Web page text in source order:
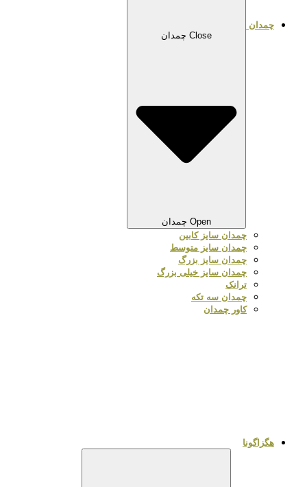
چمدان
Close چمدان
Open چمدان
چمدان سایز کابین
چمدان سایز متوسط
چمدان سایز بزرگ
چمدان سایز خیلی بزرگ
ترانک
چمدان سه تکه
کاور چمدان
هگزاگونا